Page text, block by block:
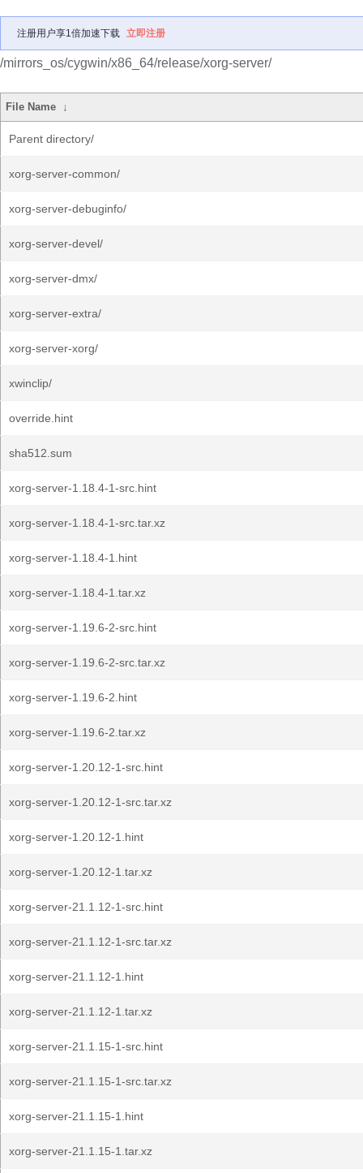
注册用户享1倍加速下载 立即注册
/mirrors_os/cygwin/x86_64/release/xorg-server/
File Name ↓
Parent directory/
xorg-server-common/
xorg-server-debuginfo/
xorg-server-devel/
xorg-server-dmx/
xorg-server-extra/
xorg-server-xorg/
xwinclip/
override.hint
sha512.sum
xorg-server-1.18.4-1-src.hint
xorg-server-1.18.4-1-src.tar.xz
xorg-server-1.18.4-1.hint
xorg-server-1.18.4-1.tar.xz
xorg-server-1.19.6-2-src.hint
xorg-server-1.19.6-2-src.tar.xz
xorg-server-1.19.6-2.hint
xorg-server-1.19.6-2.tar.xz
xorg-server-1.20.12-1-src.hint
xorg-server-1.20.12-1-src.tar.xz
xorg-server-1.20.12-1.hint
xorg-server-1.20.12-1.tar.xz
xorg-server-21.1.12-1-src.hint
xorg-server-21.1.12-1-src.tar.xz
xorg-server-21.1.12-1.hint
xorg-server-21.1.12-1.tar.xz
xorg-server-21.1.15-1-src.hint
xorg-server-21.1.15-1-src.tar.xz
xorg-server-21.1.15-1.hint
xorg-server-21.1.15-1.tar.xz